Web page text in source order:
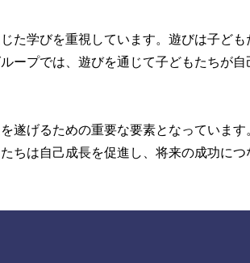
た学びを重視しています。遊びは子ども
ープでは、遊びを通じて子どもたちが自
遂げるための重要な要素となっています
ちは自己成長を促進し、将来の成功につ